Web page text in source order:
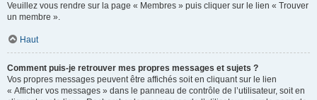
Veuillez vous rendre sur la page « Membres » puis cliquer sur le lien « Trouver
un membre ».
Haut
Comment puis-je retrouver mes propres messages et sujets ?
Vos propres messages peuvent être affichés soit en cliquant sur le lien
« Afficher vos messages » dans le panneau de contrôle de l’utilisateur, soit en